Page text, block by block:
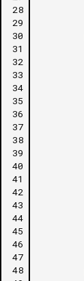
28
29
30
31
32
33
34
35
36
37
38
39
40
41
42
43
44
45
46
47
48